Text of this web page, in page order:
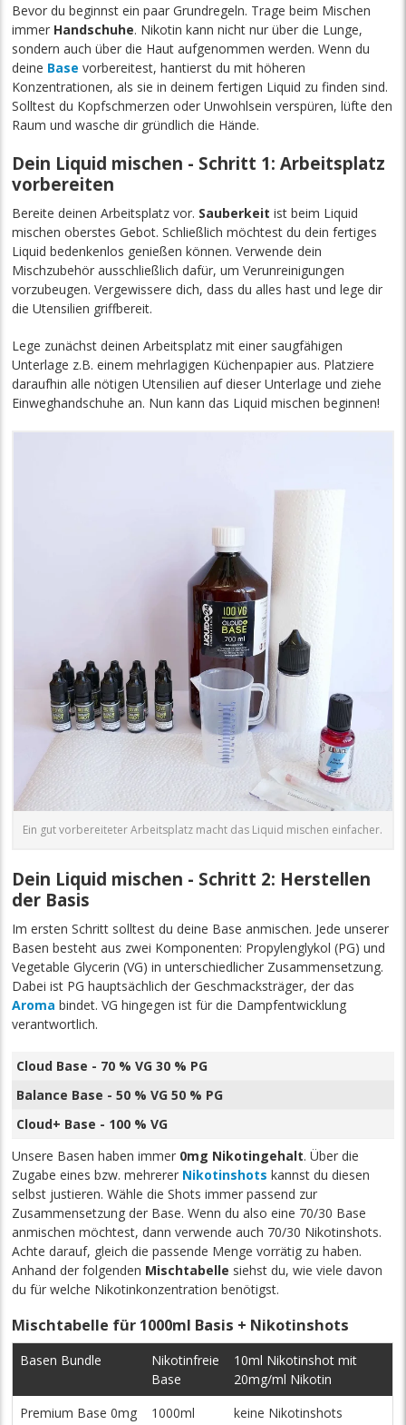
Bevor du beginnst ein paar Grundregeln. Trage beim Mischen
immer Handschuhe. Nikotin kann nicht nur über die Lunge,
sondern auch über die Haut aufgenommen werden. Wenn du
deine Base vorbereitest, hantierst du mit höheren
Konzentrationen, als sie in deinem fertigen Liquid zu finden sind.
Solltest du Kopfschmerzen oder Unwohlsein verspüren, lüfte den
Raum und wasche dir gründlich die Hände.
Dein Liquid mischen - Schritt 1: Arbeitsplatz
vorbereiten
Bereite deinen Arbeitsplatz vor. Sauberkeit ist beim Liquid
mischen oberstes Gebot. Schließlich möchtest du dein fertiges
Liquid bedenkenlos genießen können. Verwende dein
Mischzubehör ausschließlich dafür, um Verunreinigungen
vorzubeugen. Vergewissere dich, dass du alles hast und lege dir
die Utensilien griffbereit.
Lege zunächst deinen Arbeitsplatz mit einer saugfähigen
Unterlage z.B. einem mehrlagigen Küchenpapier aus. Platziere
daraufhin alle nötigen Utensilien auf dieser Unterlage und ziehe
Einweghandschuhe an. Nun kann das Liquid mischen beginnen!
Ein gut vorbereiteter Arbeitsplatz macht das Liquid mischen einfacher.
Dein Liquid mischen - Schritt 2: Herstellen
der Basis
Im ersten Schritt solltest du deine Base anmischen. Jede unserer
Basen besteht aus zwei Komponenten: Propylenglykol (PG) und
Vegetable Glycerin (VG) in unterschiedlicher Zusammensetzung.
Dabei ist PG hauptsächlich der Geschmacksträger, der das
Aroma bindet. VG hingegen ist für die Dampfentwicklung
verantwortlich.
Cloud Base - 70 % VG 30 % PG
Balance Base - 50 % VG 50 % PG
Cloud+ Base - 100 % VG
Unsere Basen haben immer 0mg Nikotingehalt. Über die
Zugabe eines bzw. mehrerer Nikotinshots kannst du diesen
selbst justieren. Wähle die Shots immer passend zur
Zusammensetzung der Base. Wenn du also eine 70/30 Base
anmischen möchtest, dann verwende auch 70/30 Nikotinshots.
Achte darauf, gleich die passende Menge vorrätig zu haben.
Anhand der folgenden Mischtabelle siehst du, wie viele davon
du für welche Nikotinkonzentration benötigst.
Mischtabelle für 1000ml Basis + Nikotinshots
Basen Bundle
Nikotinfreie
Base
10ml Nikotinshot mit
20mg/ml Nikotin
Premium Base 0mg
1000ml keine Nikotinshots